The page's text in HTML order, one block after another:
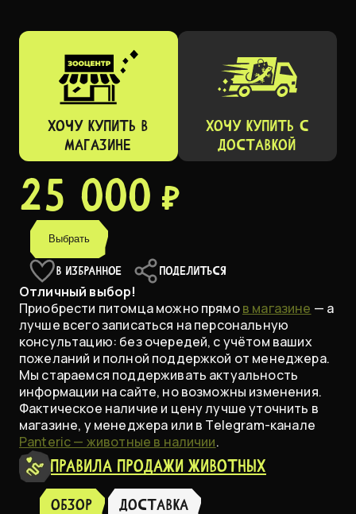
ХОЧУ КУПИТЬ В
МАГАЗИНЕ
ХОЧУ КУПИТЬ C
ДОСТАВКОЙ
25 000 ₽
Выбрать
В ИЗБРАННОЕ ПОДЕЛИТЬСЯ
Отличный выбор!
Приобрести питомца можно прямов магазине — а
лучше всего записаться на персональную
консультацию: без очередей, с учётом ваших
пожеланий и полной поддержкой от менеджера.
Мы стараемся поддерживать актуальность
информации на сайте, но возможны изменения.
Фактическое наличие и цену лучше уточнить в
магазине, у менеджера или в Telegram-канале
Panteric — животные в наличии.
Правила продажи животных
Обзор доставка